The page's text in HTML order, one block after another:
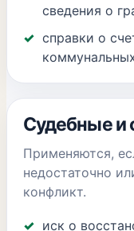
сведения о
справки о
Судебные и
Применяются,
недостаточно
конфликт.
иск о